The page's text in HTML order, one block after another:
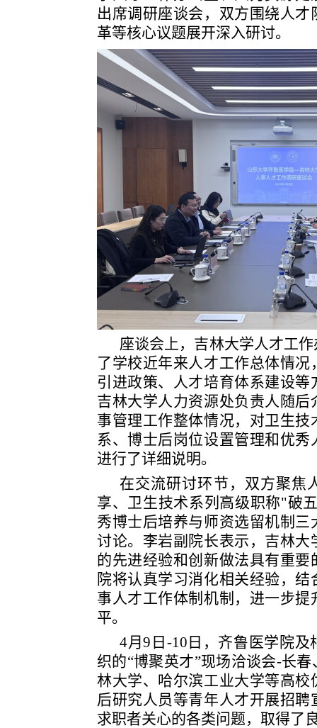
出席调研座谈会，双方围绕人
革等核心议题展开深入研讨。
座谈会上，吉林大学人才工
了学校近年来人才工作总体情
引进政策、人才培育体系建设
吉林大学人力资源处负责人随
事管理工作整体情况，对卫生
系、博士后岗位设置管理和优
进行了详细说明。
在交流研讨环节，双方聚焦
享、卫生技术系列高级职称"破
秀博士后培养与师资选留机制三
讨论。李岩副院长表示，吉林大
的先进经验和创新做法具有重
院将认真学习消化相关经验，
事人才工作体制机制，进一步
平。
4月9日-10日，齐鲁医学院
织的“博聚英才”现场洽谈会-长
林大学、哈尔滨工业大学等高校
后研究人员等青年人才开展招
求职者关心的各类问题，取得了